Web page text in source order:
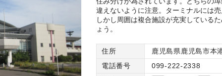
違えないように注意。ターミナルには
しかし周囲は複合施設が充実している
ょう。
住所
鹿児島県鹿児島市本
電話番号
099-222-2338